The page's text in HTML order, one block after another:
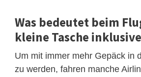
Was bedeutet beim
kleine Tasche
Um mit immer mehr Gepäck in
zu werden, fahren manche